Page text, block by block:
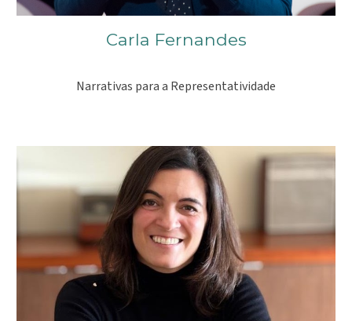
Carla Fernandes
Narrativas para a Representatividade